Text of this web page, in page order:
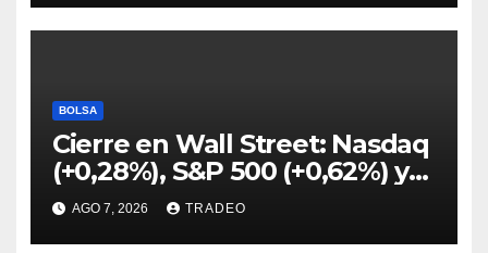
BOLSA
Cierre en Wall Street: Nasdaq
(+0,28%), S&P 500 (+0,62%) y
Nasdaq (+1,30%)
AGO 7, 2026 TRADEO